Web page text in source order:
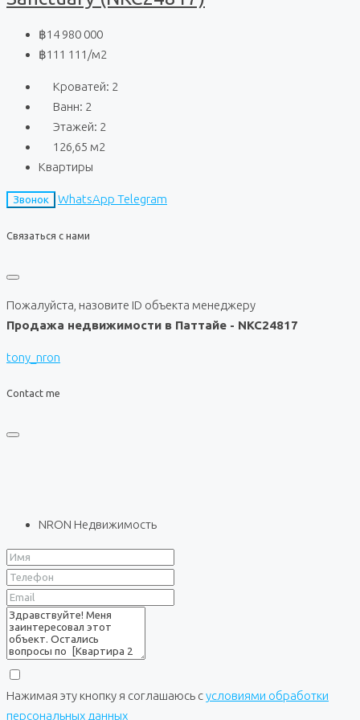
฿14 980 000
฿111 111 /м2
Кроватей: 2
Ванн: 2
Этажей: 2
126,65 м2
Квартиры
Звонок WhatsApp Telegram
Связаться с нами
Пожалуйста, назовите ID объекта менеджеру
Продажа недвижимости в Паттайе - NKC24817
tony_nron
Contact me
NRON Недвижимость
Нажимая эту кнопку я соглашаюсь сусловиями обработки
персональных данных